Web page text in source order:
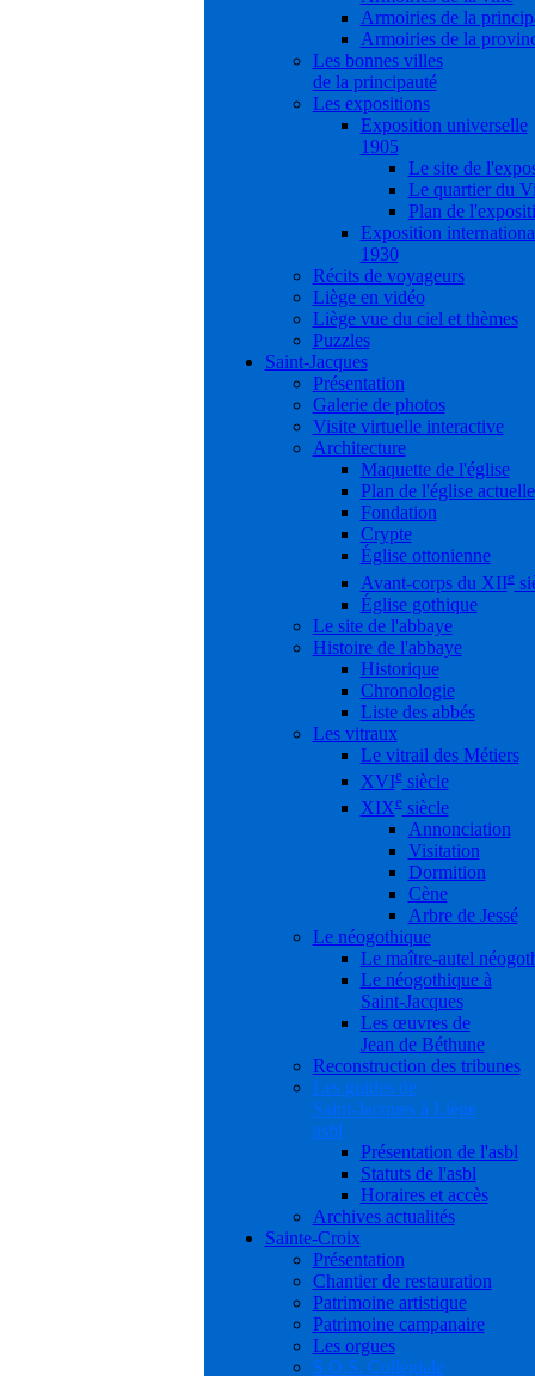
Armoiries de la
Armoiries de la
Les bonnes villes
de la principauté
Les expositions
Exposition universelle
1905
Le site de
Le quartier du
Plan de
Exposition
1930
Récits de voyageurs
Liège en vidéo
Liège vue du ciel et thèmes
Puzzles
Saint-Jacques
Présentation
Galerie de photos
Visite virtuelle interactive
Architecture
Maquette de l'église
Plan de l'église actuelle
Fondation
Crypte
Église ottonienne
Avant-corps du XIIe
Église gothique
Le site de l'abbaye
Histoire de l'abbaye
Historique
Chronologie
Liste des abbés
Les vitraux
Le vitrail des Métiers
XVIesiècle
XIXesiècle
Annonciation
Visitation
Dormition
Cène
Arbre de Jessé
Le néogothique
Le maître-autel
Le néogothique à
Saint-Jacques
Les œuvres de
Jean de Béthune
Reconstruction des tribunes
Les guides de
Saint-Jacques à Liège
asbl
Présentation de l'asbl
Statuts de l'asbl
Horaires et accès
Archives actualités
Sainte-Croix
Présentation
Chantier de restauration
Patrimoine artistique
Patrimoine campanaire
Les orgues
S.O.S. Collégiale